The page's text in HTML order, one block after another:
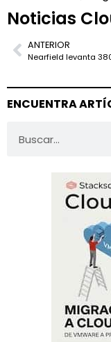
Noticias
ANTERIOR
ENCUENTRA